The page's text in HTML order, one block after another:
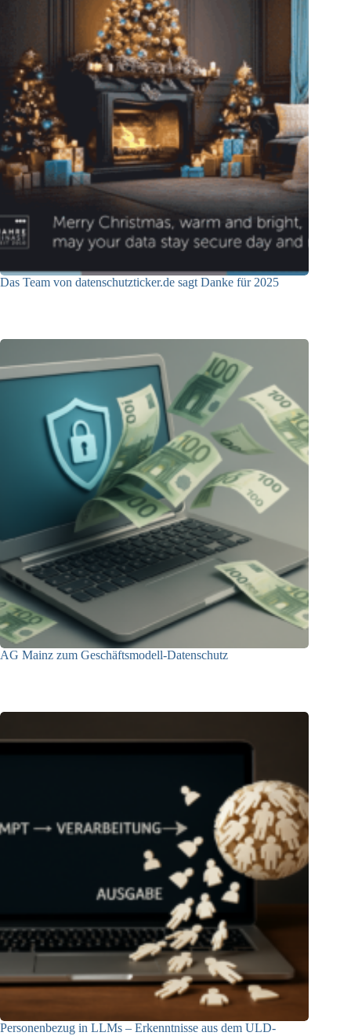
Das Team von datenschutzticker.de sagt Danke für 2025
AG Mainz zum Geschäftsmodell-Datenschutz
Personenbezug in LLMs – Erkenntnisse aus dem ULD-